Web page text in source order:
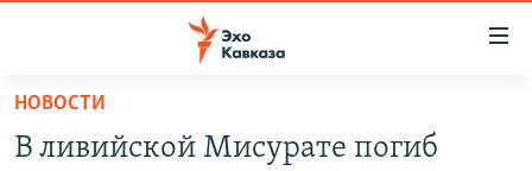
Вернуться
основному
НОВОСТИ
В ливийской Мисурате погиб